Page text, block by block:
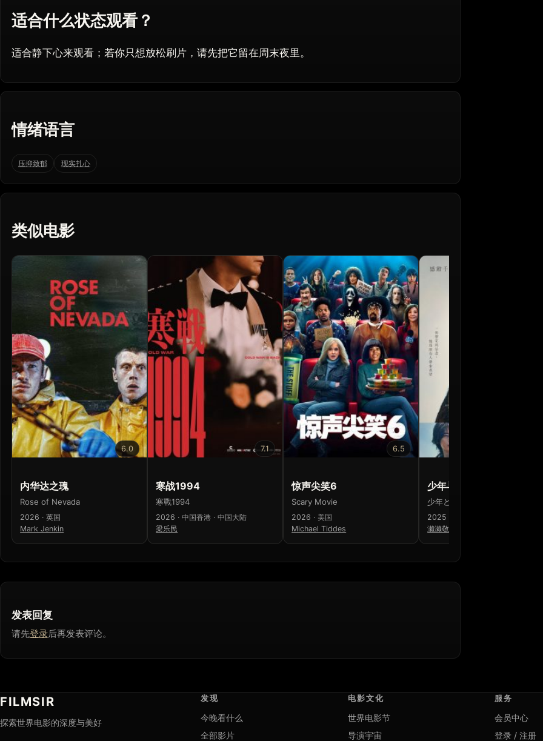
适合什么状态观看？
适合静下心来观看；若你只想放松刷片，请先把它留在周末夜里。
情绪语言
压抑致郁 现实扎心
类似电影
6.0
内华达之瑰
Rose of Nevada
2026 · 英国
Mark Jenkin
7.1
寒战1994
寒戰1994
2026 · 中国香港 · 中国大陆
梁乐民
6.5
惊声尖笑6
Scary Movie
2026 · 美国
Michael Tiddes
少年与犬
少年と犬
2025 · 日本
濑濑敬久
发表回复
请先登录后再发表评论。
FILMSIR
探索世界电影的深度与美好
发现
今晚看什么
全部影片
电影文化
世界电影节
导演宇宙
服务
会员中心
登录 / 注册